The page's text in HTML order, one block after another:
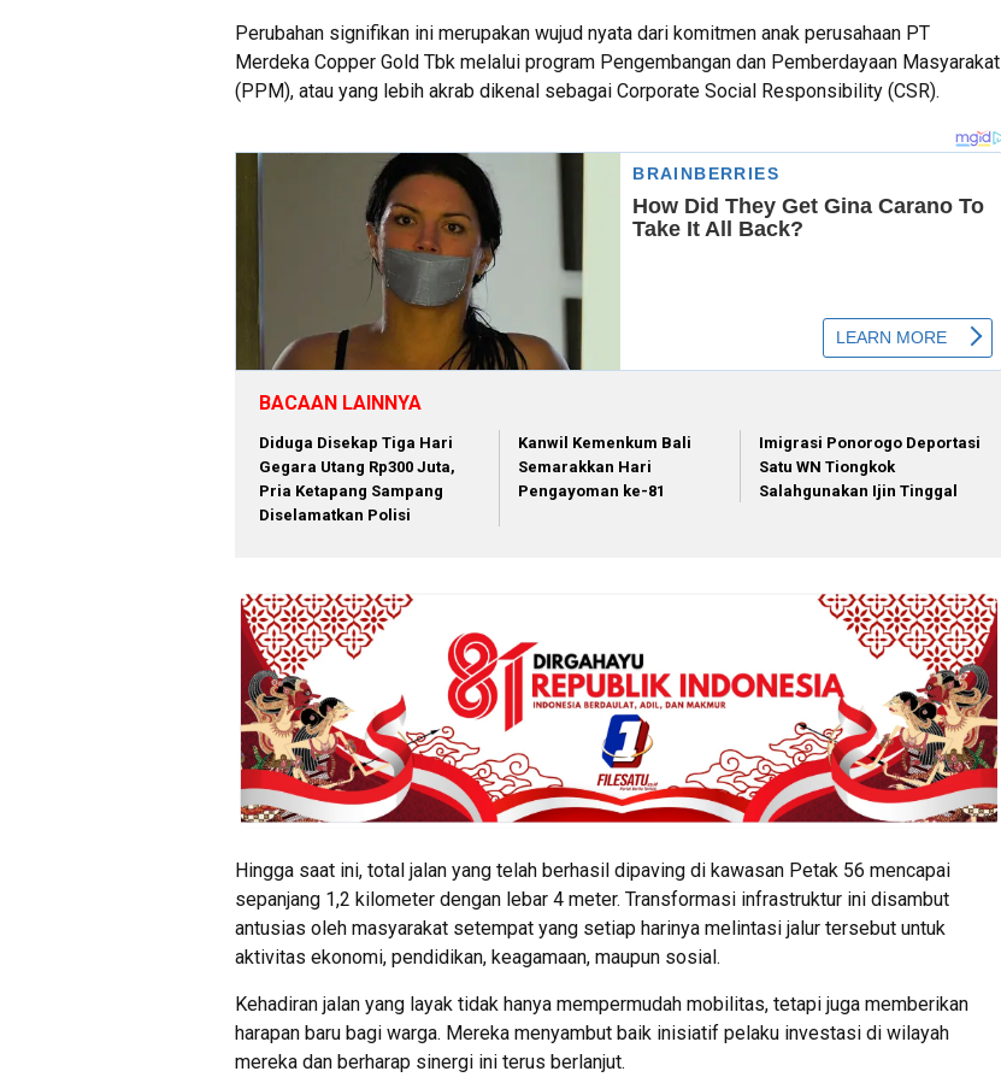
Perubahan signifikan ini merupakan wujud nyata dari komitmen anak perusahaan PT
Merdeka Copper Gold Tbk melalui program Pengembangan dan Pemberdayaan Masyarakat
(PPM), atau yang lebih akrab dikenal sebagai Corporate Social Responsibility (CSR).
BACAAN LAINNYA
Diduga Disekap Tiga Hari
Gegara Utang Rp300 Juta,
Pria Ketapang Sampang
Diselamatkan Polisi
Kanwil Kemenkum Bali
Semarakkan Hari
Pengayoman ke-81
Imigrasi Ponorogo Deportasi
Satu WN Tiongkok
Salahgunakan Ijin Tinggal
Hingga saat ini, total jalan yang telah berhasil dipaving di kawasan Petak 56 mencapai
sepanjang 1,2 kilometer dengan lebar 4 meter. Transformasi infrastruktur ini disambut
antusias oleh masyarakat setempat yang setiap harinya melintasi jalur tersebut untuk
aktivitas ekonomi, pendidikan, keagamaan, maupun sosial.
Kehadiran jalan yang layak tidak hanya mempermudah mobilitas, tetapi juga memberikan
harapan baru bagi warga. Mereka menyambut baik inisiatif pelaku investasi di wilayah
mereka dan berharap sinergi ini terus berlanjut.